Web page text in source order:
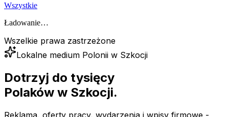
Wszystkie
Ładowanie…
Wszelkie prawa zastrzeżone
Lokalne medium Polonii w Szkocji
Dotrzyj do tysięcy
Polaków w Szkocji.
Reklama, oferty pracy, wydarzenia i wpisy firmowe -